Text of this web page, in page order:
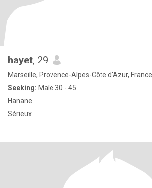
hayet, 29
Marseille, Provence-Alpes-Côte d'Azur, France
Seeking: Male 30 - 45
Hanane
Sérieux